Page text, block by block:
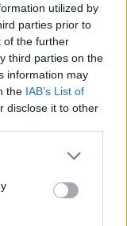
utilized by
parties prior to
of the further
third parties on the
information may
the IAB’s List of
disclose it to other
or more Google
You may click to
party tags to
in below Google